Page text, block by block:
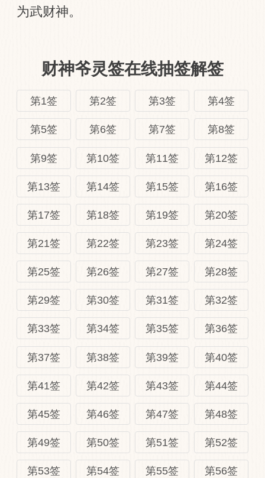
为武财神。
财神爷灵签在线抽签解签
第1签 第2签 第3签 第4签
第5签 第6签 第7签 第8签
第9签 第10签 第11签 第12签
第13签 第14签 第15签 第16签
第17签 第18签 第19签 第20签
第21签 第22签 第23签 第24签
第25签 第26签 第27签 第28签
第29签 第30签 第31签 第32签
第33签 第34签 第35签 第36签
第37签 第38签 第39签 第40签
第41签 第42签 第43签 第44签
第45签 第46签 第47签 第48签
第49签 第50签 第51签 第52签
第53签 第54签 第55签 第56签